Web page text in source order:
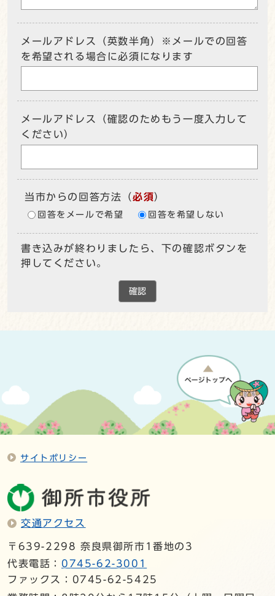
メールアドレス（英数半角）※メールでの回答
を希望される場合に必須になります
メールアドレス（確認のためもう一度入力して
ください）
当市からの回答方法 （必須）
回答をメールで希望 回答を希望しない
書き込みが終わりましたら、下の確認ボタンを
押してください。
確認
サイトポリシー
交通アクセス
〒639-2298 奈良県御所市1番地の3
代表電話： 0745-62-3001
ファックス：0745-62-5425